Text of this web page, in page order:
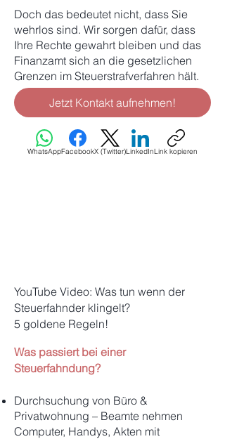
Doch das bedeutet nicht, dass Sie
wehrlos sind. Wir sorgen dafür, dass
Ihre Rechte gewahrt bleiben und das
Finanzamt sich an die gesetzlichen
Grenzen im Steuerstrafverfahren hält.​
Jetzt Kontakt aufnehmen!
WhatsAppFacebookX (Twitter)LinkedInLink kopieren
YouTube Video: Was tun wenn der
Steuerfahnder klingelt?
5 goldene Regeln!
Was passiert bei einer
Steuerfahndung?
Durchsuchung von Büro &
Privatwohnung – Beamte nehmen
Computer, Handys, Akten mit